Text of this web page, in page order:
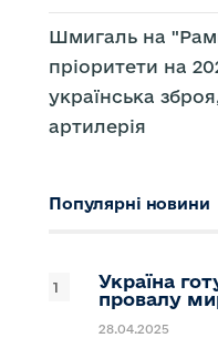
Шмигаль на
пріоритети на
українська
артилерія
Популярні новини
Україна
провалу
28.04.2025